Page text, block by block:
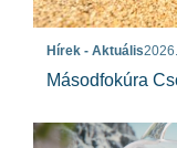
Hírek - Aktuális
Másodfokúra